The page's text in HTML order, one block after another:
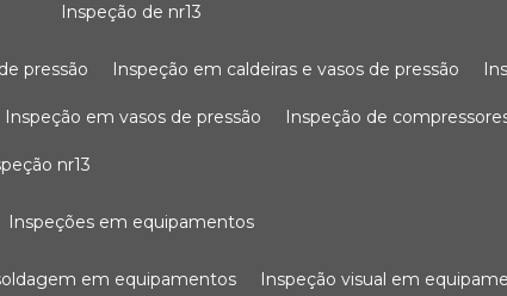
inspeção de nr13
pressão inspeção em caldeiras e vasos de pressão
inspeção em vasos de pressão inspeção de
nr13
inspeções em equipamentos
em equipamentos inspeção visual em